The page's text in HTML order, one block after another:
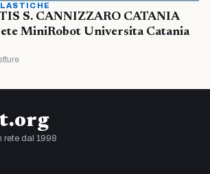
S. CANNIZZARO CATANIA
MiniRobot Universita Catania
rete dal 1998